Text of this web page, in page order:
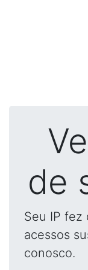
de
Seu IP fez
acessos
conosco.